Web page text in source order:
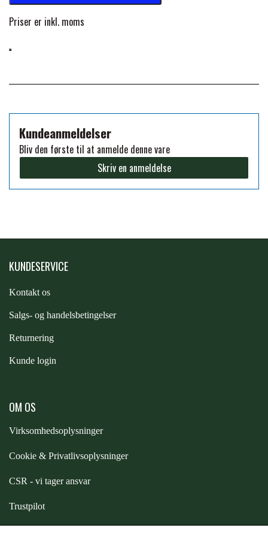
PREMIER EQUINE KØLETERAPI
PREMIER EQUINE RYTTER
NAF
PHARMACARE
RACING TACK
STUD MUFFIN
WALSH
Priser er inkl. moms
Kundeanmeldelser
Bliv den første til at anmelde denne vare
Skriv en anmeldelse
KUNDESERVICE
Kontakt os
Salgs- og handelsbetingelser
Returnering
Kunde login
OM OS
Virksomhedsoplysninger
Cookie & Privatlivsoplysninger
CSR - vi tager ansvar
Trustpilot